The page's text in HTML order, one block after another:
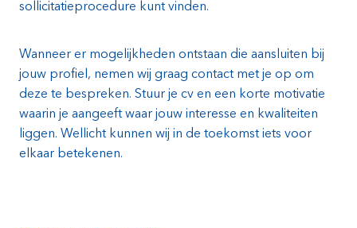
sollicitatieprocedure kunt vinden.
Wanneer er mogelijkheden ontstaan die aansluiten bij
jouw profiel, nemen wij graag contact met je op om
deze te bespreken. Stuur je cv en een korte motivatie
waarin je aangeeft waar jouw interesse en kwaliteiten
liggen. Wellicht kunnen wij in de toekomst iets voor
elkaar betekenen.